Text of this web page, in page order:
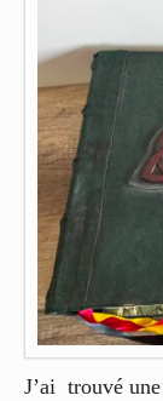
J’ai trouvé